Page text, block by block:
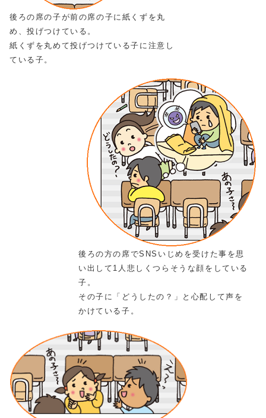
後ろの席の子が前の席の子に紙くずを丸
め、投げつけている。
紙くずを丸めて投げつけている子に注意し
ている子。
後ろの方の席でSNSいじめを受けた事を思
い出して1人悲しくつらそうな顔をしている
子。
その子に「どうしたの？」と心配して声を
かけている子。